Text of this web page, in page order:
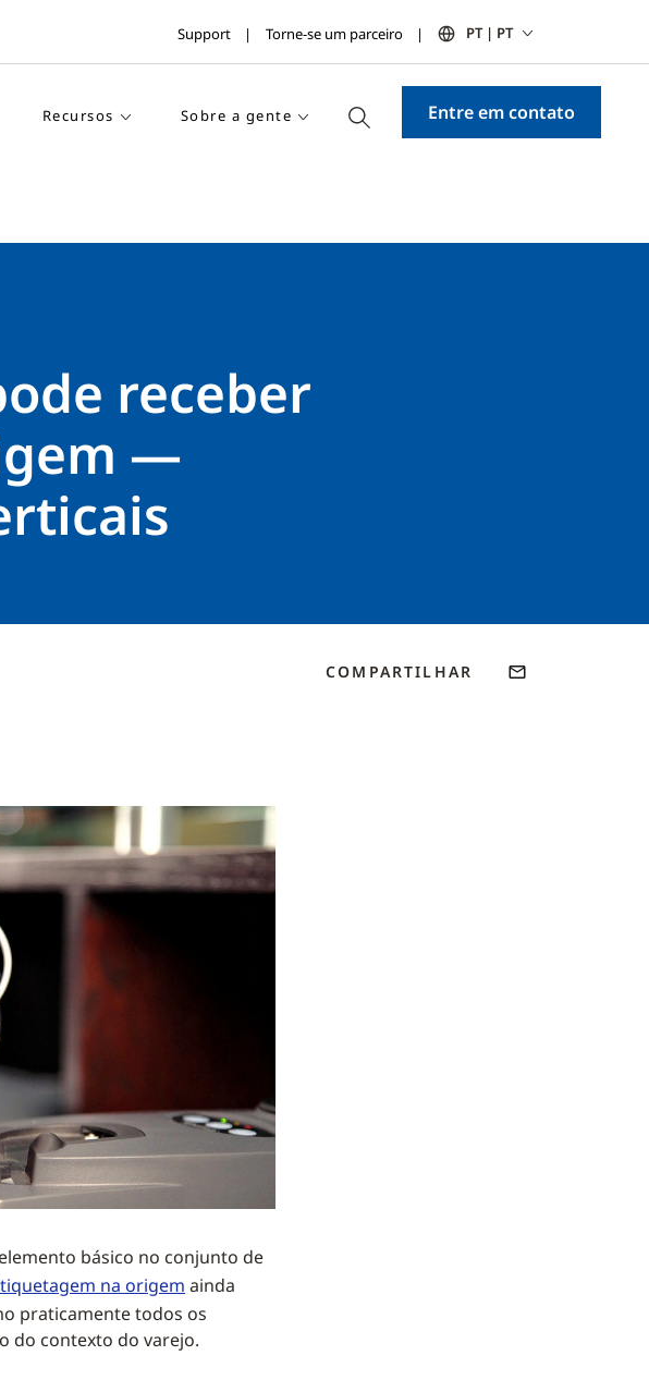
Support Torne-se um parceiro PT | PT
Recursos Sobre a gente Entre em contato
receber
—
COMPARTILHAR
básico no conjunto de
na origem ainda
praticamente todos os
do contexto do varejo.